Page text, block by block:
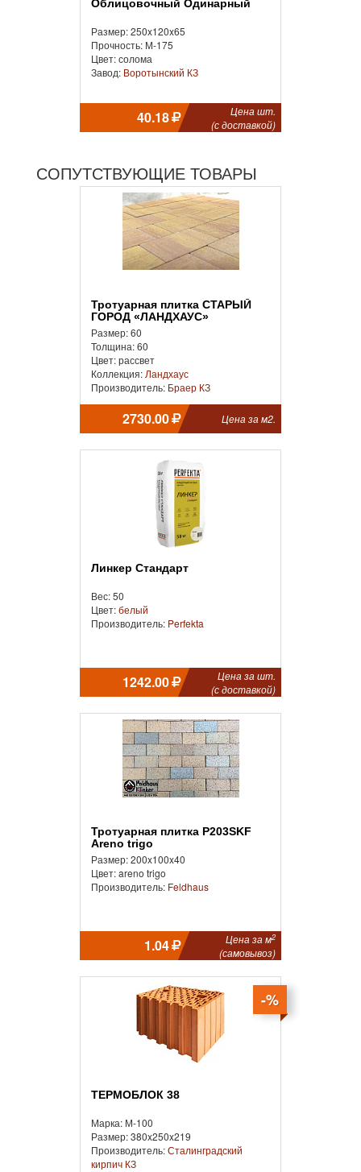
Облицовочный Одинарный
Размер: 250x120x65
Прочность: М-175
Цвет: солома
Завод: Воротынский КЗ
40.18
Цена шт.
(с доставкой)
СОПУТСТВУЮЩИЕ ТОВАРЫ
Тротуарная плитка СТАРЫЙ
ГОРОД «ЛАНДХАУС»
Размер: 60
Толщина: 60
Цвет: рассвет
Коллекция: Ландхаус
Производитель: Браер КЗ
2730.00 Цена за м2.
Линкер Стандарт
Вес: 50
Цвет:белый
Производитель: Perfekta
1242.00
Цена за шт.
(с доставкой)
Тротуарная плитка P203SKF
Areno trigo
Размер: 200x100x40
Цвет: areno trigo
Производитель: Feldhaus
1.04 Цена за м2
(самовывоз)
-%
ТЕРМОБЛОК 38
Марка: М-100
Размер: 380x250x219
Производитель:Сталинградский
кирпич КЗ